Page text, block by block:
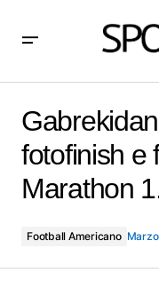
Treviso Marathon 1.3
fotofinish e
Marathon
Football Americano